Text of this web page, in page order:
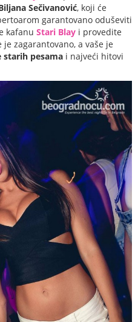
Sečivanović, koji će
garantovano oduševiti
kafanu Stari Blay i provedite
zagarantovano, a vaše je
starih pesama i najveći hitovi